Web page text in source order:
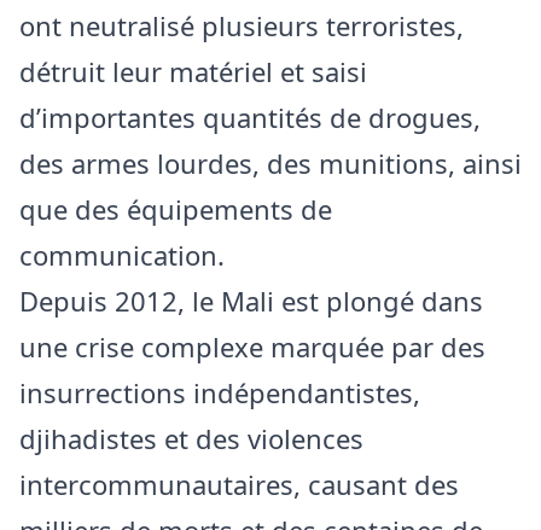
ont neutralisé plusieurs terroristes,
détruit leur matériel et saisi
d’importantes quantités de drogues,
des armes lourdes, des munitions, ainsi
que des équipements de
communication.
Depuis 2012, le Mali est plongé dans
une crise complexe marquée par des
insurrections indépendantistes,
djihadistes et des violences
intercommunautaires, causant des